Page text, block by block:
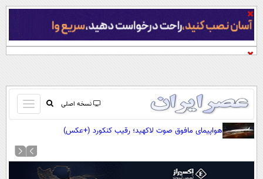
نسخه اصلی
باز
و
کردن
صفحه اول
آرشیو
هواپیمای مافوق صوت لاکهید؛ رقیب کنکورد (+عکس)